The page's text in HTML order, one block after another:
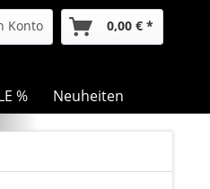
Konto 0,00 € *
% Neuheiten